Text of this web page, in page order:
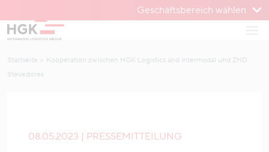
Zum Inhalt
Geschäftsbereich wählen
Startseite
Kooperation zwischen HGK Logistics and Intermodal und ZHD
Stevedores
08.05.2023 | PRESSEMITTEILUNG